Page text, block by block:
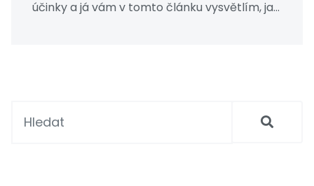
účinky a já vám v tomto článku vysvětlím, jak
ale, že každý jsme individuální, a co platí pro